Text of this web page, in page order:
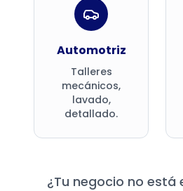
Automotriz
Talleres
mecánicos,
lavado,
detallado.
¿Tu negocio no está